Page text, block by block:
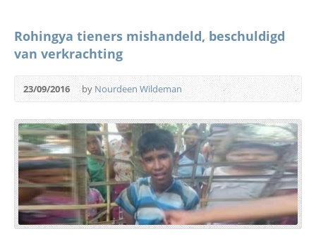
Rohingya tieners mishandeld, beschuldigd
van verkrachting
23/09/2016 by Nourdeen Wildeman